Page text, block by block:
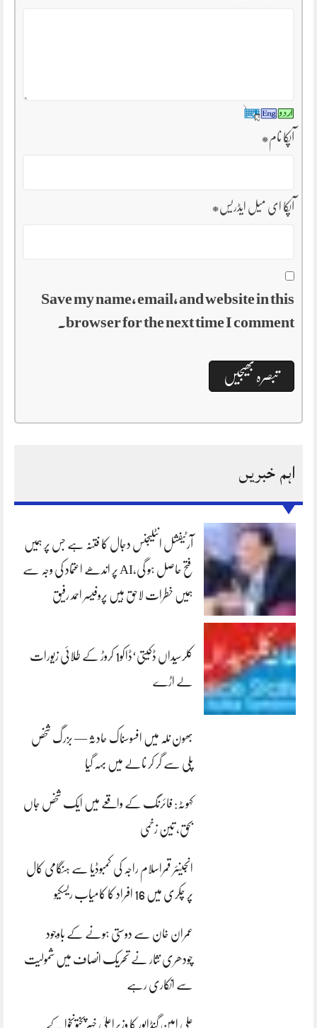
آپکا نام*
آپکا ای میل ایڈریس*
Save my name, email, and website in this
browser for the next time I comment.
اہم خبریں
آرٹیفشل انٹلیجنس دجال کا فتنہ ہے جس پر ہمیں
فتح حاصل ہو گی،AI پر اندھے اعتماد کی وجہ سے
ہمیں خطرات لاحق ہیں پروفیسر احمد رفیق
کلرسیداں ڈکیتی‘ڈاکو1 کروڑ کے طلائی زیورات
لے اڑے
بھون نلہ میں افسوسناک حادثہ — بزرگ شخص
پلی سے گر کر نالے میں بہہ گیا
کہوٹہ: فائرنگ کے واقعے میں ایک شخص جاں
بحق، تین زخمی
انجینئر قمراسلام راجہ کی کمبوڈیا سے ہنگامی کال
پر چکری میں 16 افراد کا کامیاب ریسکیو
عمران خان سے دوستی ہونے کے باوجود
چودھری نثار نے تحریک انصاف میں شمولیت
سے انکاری رہے
علی امین گنڈاپور کا وزیراعلیٰ خیبرپختونخوا کے